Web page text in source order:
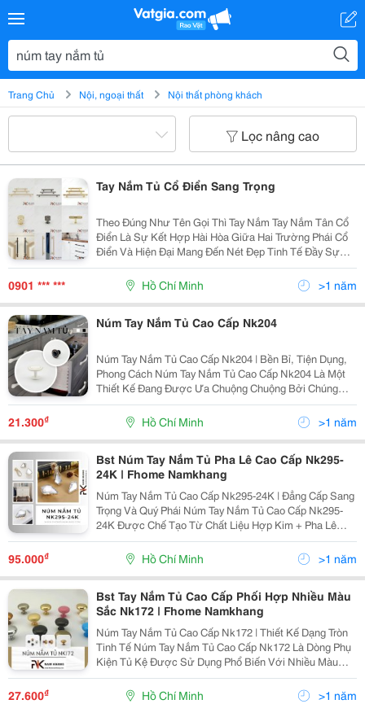
Trang Chủ Nội, ngoại thất Nội thất phòng khách
Lọc nâng cao
Tay Nắm Tủ Cổ Điển Sang Trọng
Theo Đúng Như Tên Gọi Thì Tay Nắm Tay Nắm Tân Cổ
Điển Là Sự Kết Hợp Hài Hòa Giữa Hai Trường Phái Cổ
Điển Và Hiện Đại Mang Đến Nét Đẹp Tinh Tế Đầy Sự
Kiêu Kì , Tuy Không Quá Phô Trương, Nhưng Đủ Bất Kỳ
Ai Cũng Phải Xao Xuyến. Tay Nắm Tủ Tân Cổ Điển...
0901 *** *** Hồ Chí Minh >1 năm
Núm Tay Nắm Tủ Cao Cấp Nk204
Núm Tay Nắm Tủ Cao Cấp Nk204 | Bền Bỉ, Tiện Dụng,
Phong Cách Núm Tay Nắm Tủ Cao Cấp Nk204 Là Một
Thiết Kế Đang Được Ưa Chuộng Chuộng Bởi Chúng
Mang Vẻ Ngoài Hiện Đại Là Tay Nắm Dạng Núm Tròn Có
Khuôn Dẹp, Các Góc Cạnh Được Xử Lý Bo Tròn Mềm
21.300₫ Hồ Chí Minh >1 năm
Bst Núm Tay Nắm Tủ Pha Lê Cao Cấp Nk295-
24K | Fhome Namkhang
Núm Tay Nắm Tủ Cao Cấp Nk295-24K | Đẳng Cấp Sang
Trọng Và Quý Phái Núm Tay Nắm Tủ Cao Cấp Nk295-
24K Được Chế Tạo Từ Chất Liệu Hợp Kim + Pha Lê
Cao Cấp Gia Công Tỉ Mỉ Trên Dây Chuyền Sản Xuất Hiện
Đại Nhất, Với Thiết Kế Nhỏ Gọn, Dễ Dàng Lắp Đặt Và...
95.000₫ Hồ Chí Minh >1 năm
Bst Tay Nắm Tủ Cao Cấp Phối Hợp Nhiều Màu
Sắc Nk172 | Fhome Namkhang
Núm Tay Nắm Tủ Cao Cấp Nk172 | Thiết Kế Dạng Tròn
Tinh Tế Núm Tay Nắm Tủ Cao Cấp Nk172 Là Dòng Phụ
Kiện Tủ Kệ Được Sử Dụng Phổ Biến Với Nhiều Màu
Sắc Được Phối Hợp Trên Mọi Loại Tủ, Ngăn Kéo. Có
Thiết Kế Dạng Tròn Tinh Tế, Các Góc Cạnh Được Bo...
27.600₫ Hồ Chí Minh >1 năm